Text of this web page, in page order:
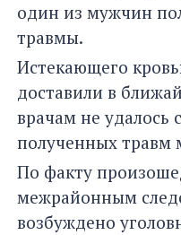
один из мужчин
травмы.
Истекающего
доставили в
врачам не удалось
полученных травм
По факту
межрайонным
возбуждено